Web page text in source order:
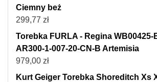
Ciemny beż
299,77 zł
Torebka FURLA - Regina WB00425-
AR300-1-007-20-CN-B Artemisia
979,00 zł
Kurt Geiger Torebka Shoreditch Xs